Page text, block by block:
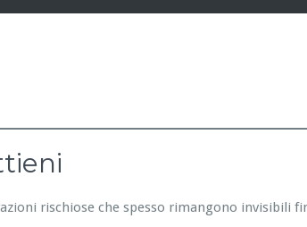
rischiose che spesso rimangono invisibili